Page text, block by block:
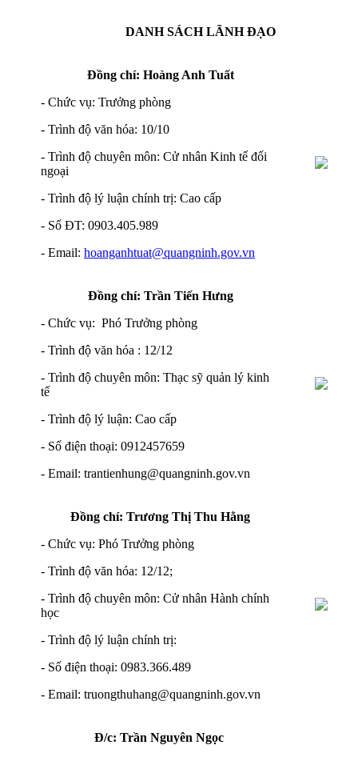
DANH SÁCH LÃNH ĐẠO
Đồng chí: Hoàng Anh Tuất
- Chức vụ: Trưởng phòng
- Trình độ văn hóa: 10/10
- Trình độ chuyên môn: Cử nhân Kinh tế đối
ngoại
- Trình độ lý luận chính trị: Cao cấp
- Số ĐT: 0903.405.989
- Email: hoanganhtuat@quangninh.gov.vn
Đồng chí: Trần Tiến Hưng
- Chức vụ: Phó Trưởng phòng
- Trình độ văn hóa : 12/12
- Trình độ chuyên môn: Thạc sỹ quản lý kinh
tế
- Trình độ lý luận: Cao cấp
- Số điện thoại: 0912457659
- Email: trantienhung@quangninh.gov.vn
Đồng chí: Trương Thị Thu Hằng
- Chức vụ: Phó Trưởng phòng
- Trình độ văn hóa: 12/12;
- Trình độ chuyên môn: Cử nhân Hành chính
học
- Trình độ lý luận chính trị:
- Số điện thoại: 0983.366.489
- Email: truongthuhang@quangninh.gov.vn
Đ/c: Trần Nguyên Ngọc